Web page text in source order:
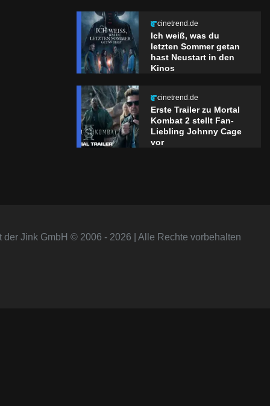
cinetrend.de
Ich weiß, was du
letzten Sommer getan
hast Neustart in den
Kinos
cinetrend.de
Erste Trailer zu Mortal
Kombat 2 stellt Fan-
Liebling Johnny Cage
vor
der Jink GmbH © 2006 - 2026 | Alle Rechte vorbehalten